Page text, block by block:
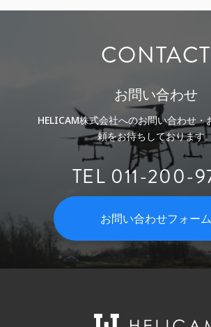
CONTACT
お問い合わせ
HELICAM株式会社へのお問い合わせ・
頼をお待ちしております
TEL 011-200-
お問い合わせフォーム